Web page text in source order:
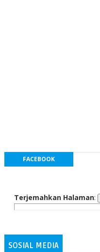
FACEBOOK
Terjemahkan Halaman:
SOSIAL MEDIA